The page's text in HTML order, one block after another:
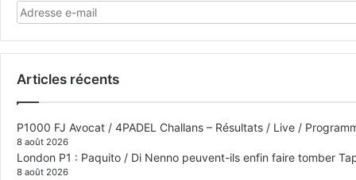
Articles récents
P1000 FJ Avocat / 4PADEL Challans – Résultats / Live /
8 août 2026
London P1 : Paquito / Di Nenno peuvent-ils enfin faire tomber
8 août 2026